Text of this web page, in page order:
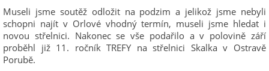
Museli jsme soutěž odložit na podzim a jelikož jsme nebyli
schopni najít v Orlové vhodný termín, museli jsme hledat i
novou střelnici. Nakonec se vše podařilo a v polovině září
proběhl již 11. ročník TREFY na střelnici Skalka v Ostravě
Porubě.